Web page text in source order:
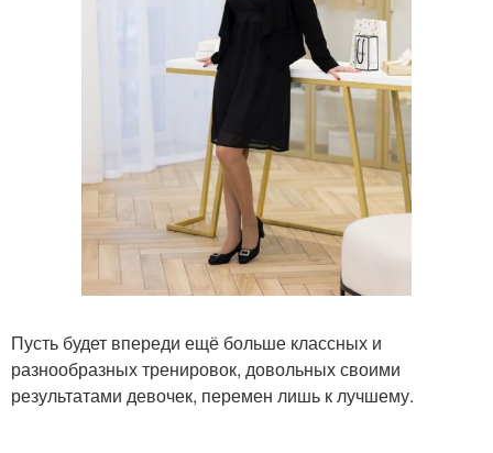
Пусть будет впереди ещё больше классных и
разнообразных тренировок, довольных своими
результатами девочек, перемен лишь к лучшему.